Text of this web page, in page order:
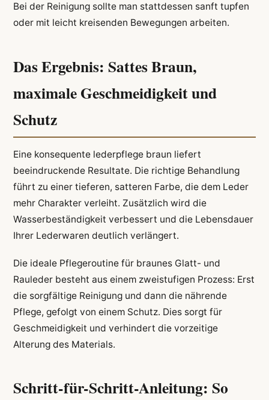
Bei der Reinigung sollte man stattdessen sanft tupfen
oder mit leicht kreisenden Bewegungen arbeiten.
Das Ergebnis: Sattes Braun,
maximale Geschmeidigkeit und
Schutz
Eine konsequente lederpflege braun liefert
beeindruckende Resultate. Die richtige Behandlung
führt zu einer tieferen, satteren Farbe, die dem Leder
mehr Charakter verleiht. Zusätzlich wird die
Wasserbeständigkeit verbessert und die Lebensdauer
Ihrer Lederwaren deutlich verlängert.
Die ideale Pflegeroutine für braunes Glatt- und
Rauleder besteht aus einem zweistufigen Prozess: Erst
die sorgfältige Reinigung und dann die nährende
Pflege, gefolgt von einem Schutz. Dies sorgt für
Geschmeidigkeit und verhindert die vorzeitige
Alterung des Materials.
Schritt-für-Schritt-Anleitung: So